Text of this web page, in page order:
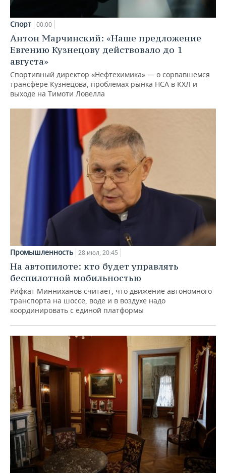
Спорт 00:00
Антон Марчинский: «Наше предложение
Евгению Кузнецову действовало до 1
августа»
Спортивный директор «Нефтехимика» — о сорвавшемся
трансфере Кузнецова, проблемах рынка НСА в КХЛ и
выходе на Тимоти Ловелла
Промышленность 28 июл, 20:45
На автопилоте: кто будет управлять
беспилотной мобильностью
Рифкат Минниханов считает, что движение автономного
транспорта на шоссе, воде и в воздухе надо
координировать с единой платформы